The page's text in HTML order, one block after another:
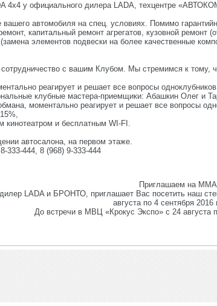
4x4 у официального дилера LADA, техцентре
автомобиля на спец. условиях. Помимо
капитальный ремонт агрегатов, кузовной ремонт
элементов подвески на более качественные
с вашим Клубом. Мы стремимся к тому,
реагирует и решает все вопросы
клубные мастера-приемщики: Абашкин Олег и
моментально реагирует и решает все вопросы
кинотеатром и бесплатным WI-FI.
автосалона, на первом этаже.
333-444, 8 (968) 9-333-444
Приглашаем на
LADA и БРОНТО, приглашает Вас посетить наш
августа по 4 сентября
До встречи в МВЦ «Крокус Экспо» с 24 августа